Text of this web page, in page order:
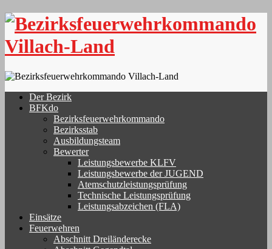
Skip
content
Der Bezirk
BFKdo
Bezirksfeuerwehrkommando
Bezirksstab
Ausbildungsteam
Bewerter
Leistungsbewerbe KLFV
Leistungsbewerbe der JUGEND
Atemschutzleistungsprüfung
Technische Leistungsprüfung
Leistungsabzeichen (FLA)
Einsätze
Feuerwehren
Abschnitt Dreiländerecke